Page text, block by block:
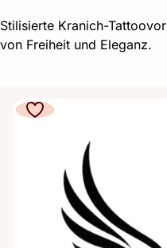
Stilisierte Kranich-
von Freiheit und Eleganz.